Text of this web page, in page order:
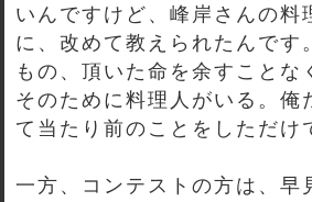
いんですけど、峰岸さんの料
に、改めて教えられたんです
もの、頂いた命を余すことな
そのために料理人がいる。俺
て当たり前のことをしただけ
一方、コンテストの方は、早